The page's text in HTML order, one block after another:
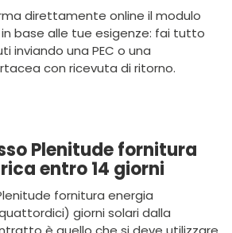
direttamente online il modulo
base alle tue esigenze: fai tutto
inviando una PEC o una
con ricevuta di ritorno.
Plenitude fornitura
entro 14 giorni
fornitura energia
giorni solari dalla